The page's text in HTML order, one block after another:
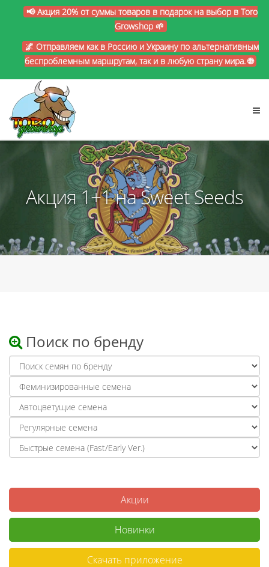
📢 Акция 20% от суммы товаров в подарок на выбор в Toro
Growshop 🌱
🌌 Отправляем как в Россию и Украину по альтернативным
беспроблемным маршрутам, так и в любую страну мира. 🌐
Акция 1+1 на Sweet Seeds
Поиск по бренду
Акции
Новинки
Скачать приложение